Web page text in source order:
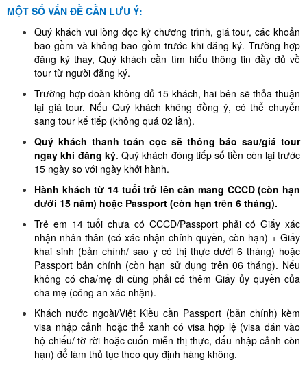
MỘT SỐ VẤN ĐỀ CẦN LƯU Ý:
Quý khách vui lòng đọc kỹ chương trình, giá tour, các khoản
bao gồm và không bao gồm trước khi đăng ký. Trường hợp
đăng ký thay, Quý khách cần tìm hiểu thông tin đầy đủ về
tour từ người đăng ký.
Trường hợp đoàn không đủ 15 khách, hai bên sẽ thỏa thuận
lại giá tour. Nếu Quý khách không đồng ý, có thể chuyển
sang tour kế tiếp (không quá 02 lần).
Quý khách thanh toán cọc sẽ thông báo sau/giá tour
ngay khi đăng ký. Quý khách đóng tiếp số tiền còn lại trước
15 ngày so với ngày khởi hành.
Hành khách từ 14 tuổi trở lên cần mang CCCD (còn hạn
dưới 15 năm) hoặc Passport (còn hạn trên 6 tháng).
Trẻ em 14 tuổi chưa có CCCD/Passport phải có Giấy xác
nhận nhân thân (có xác nhận chính quyền, còn hạn) + Giấy
khai sinh (bản chính/ sao y có thị thực dưới 6 tháng) hoặc
Passport bản chính (còn hạn sử dụng trên 06 tháng). Nếu
không có cha/mẹ đi cùng phải có thêm Giấy ủy quyền của
cha mẹ (công an xác nhận).
Khách nước ngoài/Việt Kiều cần Passport (bản chính) kèm
visa nhập cảnh hoặc thẻ xanh có visa hợp lệ (visa dán vào
hộ chiếu/ tờ rời hoặc cuốn miễn thị thực, dấu nhập cảnh còn
hạn) để làm thủ tục theo quy định hàng không.